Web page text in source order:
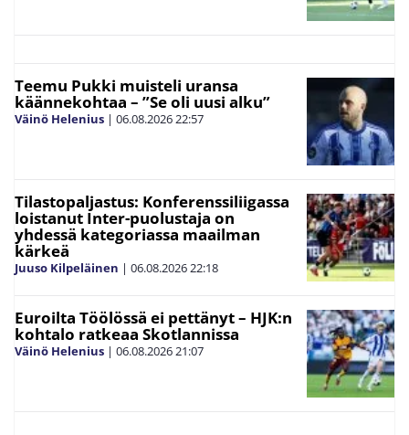
Teemu Pukki muisteli uransa
käännekohtaa – ”Se oli uusi alku”
Väinö Helenius | 06.08.202622:57
Tilastopaljastus: Konferenssiliigassa
loistanut Inter-puolustaja on
yhdessä kategoriassa maailman
kärkeä
Juuso Kilpeläinen | 06.08.202622:18
Euroilta Töölössä ei pettänyt – HJK:n
kohtalo ratkeaa Skotlannissa
Väinö Helenius | 06.08.202621:07